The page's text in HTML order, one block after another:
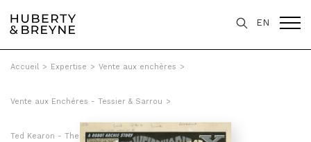
EN
Accueil > Expertise > Vente aux enchères >
Vente aux Enchéres - Tessier & Sarrou >
Ted Kearon - The Weird Worls of X